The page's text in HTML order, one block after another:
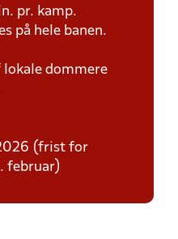
pr. kamp.
på hele banen.
lokale dommere
(frist for
februar)